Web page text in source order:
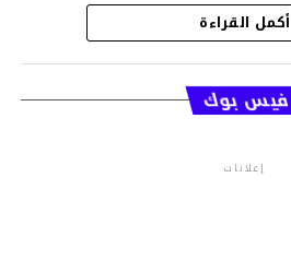
أكمل القراءة
فيس بوك
إعلانات